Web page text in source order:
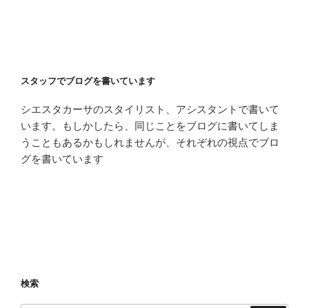
スタッフでブログを書いています
シエスタカーサのスタイリスト、アシスタントで書いて
います。もしかしたら、同じことをブログに書いてしま
うこともあるかもしれませんが、それぞれの視点でブロ
グを書いています
検索